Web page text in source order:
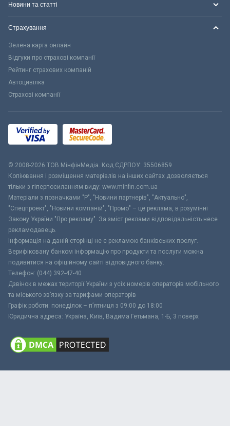
Новини та статті
Страхування
Зелена карта онлайн
Відгуки про страхові компанії
Рейтинг страхових компаній
Автоцивілка
Страхові компанії
© 2008-2026 ТОВ МiнфiнМедiа. Код ЄДРПОУ: 35506859
Копіювання і розміщення матеріалів на інших сайтах дозволяється
тільки з гіперпосиланням виду: www.minfin.com.ua
Матеріали з позначками "Р", "Новини партнерів", "Актуально",
"Спецпроект", "Новини компаній", "Промо" – це реклама, в розумінні
Закону України "Про рекламу". За зміст реклами відповідальність несе
рекламодавець.
Інформація на даній сторінці не є рекламою банківських послуг.
Верифіковану банком інформацію про продукти та послуги можна
подивитися на офіційному сайті відповідного банку.
Телефон: (044) 392-47-40
Дзвінок в межах території України з усіх номерів операторів мобільного
та міського зв’язку за тарифами операторів
Графік роботи: понеділок – п’ятниця з 09:00 до 18:00
Юридична адреса: Україна, Київ, Вадима Гетьмана, 1-Б, 3 поверх